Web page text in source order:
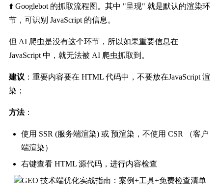
⬆️ Googlebot 的抓取流程图。其中 "呈现" 就是默认的渲染环
节，可识别 JavaScript 的信息。
但 AI 爬虫是没有这个环节，所以如果重要信息在
JavaScript 中，就无法被 AI 爬虫抓取到。
建议 ：重要内容要在 HTML 代码中，不要放在JavaScript 渲
染；
方法：
使用 SSR (服务端渲染) 或 预渲染，不使用 CSR （客户
端渲染）
右键查看 HTML 源代码，进行内容检查